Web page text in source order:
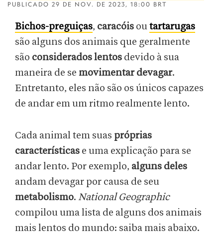
PUBLICADO 29 DE NOV. DE 2023, 18:00 BRT
Bichos-preguiças, caracóis outartarugas
são alguns dos animais que geralmente
são considerados lentos devido à sua
maneira de se movimentar devagar.
Entretanto, eles não são os únicos capazes
de andar em um ritmo realmente lento.
Cada animal tem suas próprias
características e uma explicação para se
andar lento. Por exemplo, alguns deles
andam devagar por causa de seu
metabolismo. National Geographic
compilou uma lista de alguns dos animais
mais lentos do mundo: saiba mais abaixo.